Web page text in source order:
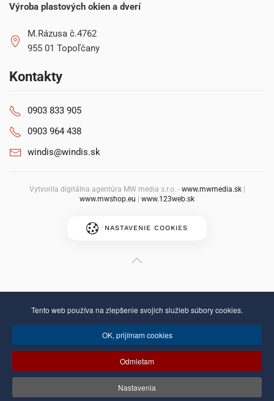
Výroba plastových okien a dverí
M.Rázusa č.4762
955 01 Topoľčany
Kontakty
0903 833 905
0903 964 438
windis@windis.sk
Vytvorila digitálna agentúra MW media s.r.o. - www.mwmedia.sk|
www.mwshop.eu
www.123web.sk
NASTAVENIE COOKIES
Tento web používa na zlepšenie svojich služieb súbory cookies.
OK, prijímam cookies
Odmietam
Nastavenia